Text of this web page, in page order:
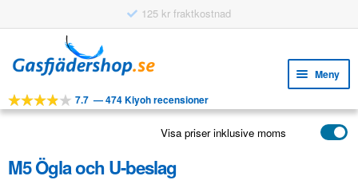
125 kr fraktkostnad
till
navigering
till
innehåll
Meny
VERKTYG
APPLIKATIONER
7.7 —474 Kiyoh recensioner
Visa priser inklusive moms
M5 Ögla och U-beslag